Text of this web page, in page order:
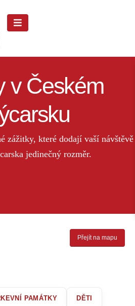
v Českém
zážitky, které dodají vaší návštěvě
jedinečný rozměr.
Přejít na mapu
PAMÁTKY DĚTI